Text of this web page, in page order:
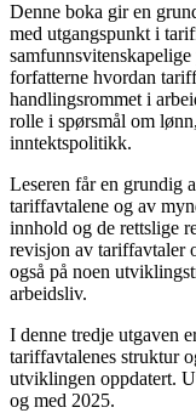
Denne boka gir en
med utgangspunkt i
forfatterne hvordan
handlingsrommet i
rolle i spørsmål om
inntektspolitikk.
Leseren får en grundig
tariffavtalene og av
innhold og de rettslige
revisjon av tariffavtaler
også på noen
arbeidsliv.
I denne tredje utgaven
tariffavtalenes struktur
utviklingen oppdatert.
og med 2025.